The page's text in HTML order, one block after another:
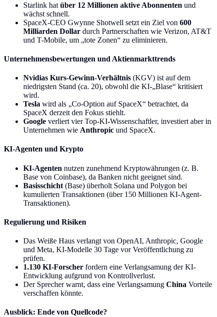
Starlink hat über 12 Millionen aktive Abonnenten und
wächst schnell.
SpaceX-CEO Gwynne Shotwell setzt ein Ziel von 600
Milliarden Dollar durch Partnerschaften wie Verizon, AT&T
und T-Mobile, um „tote Zonen“ zu eliminieren.
Unternehmensbewertungen und Aktienmarkttrends
Nvidias Kurs-Gewinn-Verhältnis (KGV) ist auf dem
niedrigsten Stand (ca. 20), obwohl die KI-„Blase“ kritisiert
wird.
Tesla wird als „Co-Option auf SpaceX“ betrachtet, da
SpaceX derzeit den Fokus stiehlt.
Google verliert vier Top-KI-Wissenschaftler, investiert aber in
Unternehmen wie Anthropic und SpaceX.
KI-Agenten und Krypto
KI-Agenten nutzen zunehmend Kryptowährungen (z. B.
Base von Coinbase), da Banken nicht geeignet sind.
Basisschicht (Base) überholt Solana und Polygon bei
kumulierten Transaktionen (über 150 Millionen KI-Agent-
Transaktionen).
Regulierung und Risiken
Das Weiße Haus verlangt von OpenAI, Anthropic, Google
und Meta, KI-Modelle 30 Tage vor Veröffentlichung zu
prüfen.
1.130 KI-Forscher fordern eine Verlangsamung der KI-
Entwicklung aufgrund von Kontrollverlust.
Der Sprecher warnt, dass eine Verlangsamung China Vorteile
verschaffen könnte.
Ausblick: Ende von Quellcode?